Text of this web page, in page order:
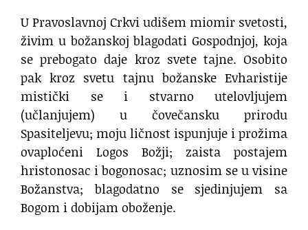
U Pravoslavnoj Crkvi udišem miomir svetosti,
živim u božanskoj blagodati Gospodnjoj, koja
se prebogato daje kroz svete tajne. Osobito
pak kroz svetu tajnu božanske Evharistije
mistički se i stvarno utelovljujem
(učlanjujem) u čovečansku prirodu
Spasiteljevu; moju ličnost ispunjuje i prožima
ovaploćeni Logos Božji; zaista postajem
hristonosac i bogonosac; uznosim se u visine
Božanstva; blagodatno se sjedinjujem sa
Bogom i dobijam oboženje.